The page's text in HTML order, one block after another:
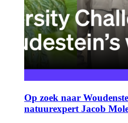
Op zoek naar
natuurexpert Jacob